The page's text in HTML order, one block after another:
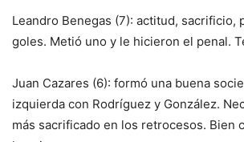
Leandro Benegas (7): actitud, sacrificio,
goles. Metió uno y le hicieron el penal.
Juan Cazares (6): formó una buena
izquierda con Rodríguez y González.
más sacrificado en los retrocesos. Bien